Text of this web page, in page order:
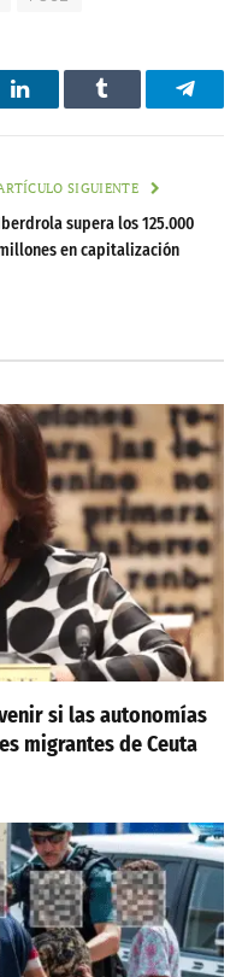
LinkedInTumblr
SIGUIENTE
supera los 125.000
en capitalización
si las autonomías
migrantes de Ceuta